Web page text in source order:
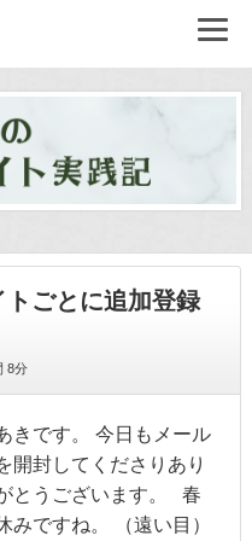
ごとに追加登録
8分
きです。 今日もメール
開封してくださりあり
とうございます。 春
みですね。 （遠い目）